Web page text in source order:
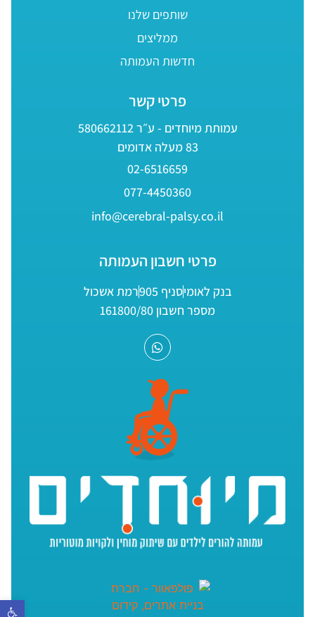
פתח
שותפים שלנו
ממליצים
חדשות העמותה
פרטי קשר
עמותת מיוחדים - ע״ר 580662112
83 מעלה אדומים
02-6516659
077-4450360
info@cerebral-palsy.co.il
פרטי חשבון העמותה
בנק לאומיסניף 905
רמת אשכול
מספר חשבון 161800/80